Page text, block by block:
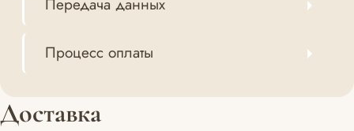
Передача данных
Процесс оплаты
Доставка